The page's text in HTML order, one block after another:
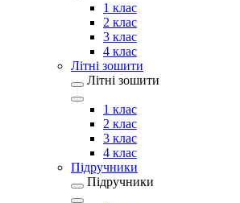
1 клас
2 клас
3 клас
4 клас
Літні зошити
Літні зошити
1 клас
2 клас
3 клас
4 клас
Підручники
Підручники